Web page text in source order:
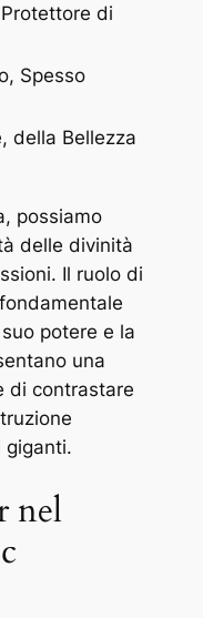
di
Spesso
della Bellezza
possiamo
delle divinità
Il ruolo di
potere e la
una
di contrastare
giganti.
nel